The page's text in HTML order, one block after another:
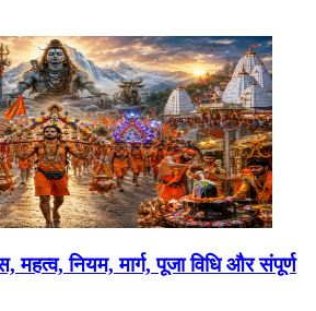
महत्व, नियम, मार्ग, पूजा विधि और संपूर्ण